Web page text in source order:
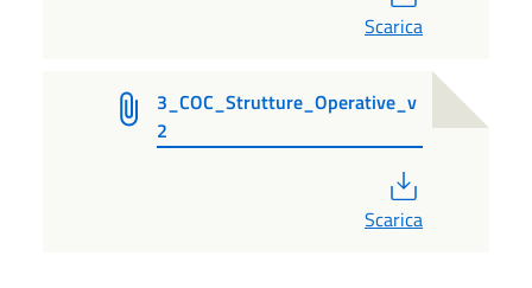
Scarica
3_COC_Strutture_Operative_v
2
Scarica